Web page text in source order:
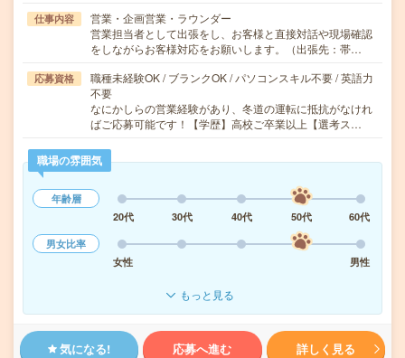
仕事内容
営業・企画営業・ラウンダー
営業担当者として出張をし、お客様と直接対話や現場確認
をしながらお客様対応をお願いします。（出張先：帯…
応募資格
職種未経験OK / ブランクOK / パソコンスキル不要 / 英語力
不要
なにかしらの営業経験があり、冬道の運転に抵抗がなけれ
ばご応募可能です！【学歴】高校ご卒業以上【選考ス…
職場の雰囲気
年齢層
20代
30代 40代 50代
60代
男女比率
女性
男性
もっと見る
気になる! 応募へ進む 詳しく見る